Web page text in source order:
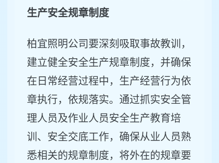
生产安全规章制度
柏宜照明公司 要深刻吸取事故教训，
建立健全安全生产规章制度， 并确保
在日常经营过程中，生产经营行为依
章执行， 依规落实。 通过抓实安全管
理人员及作业人员安全生产教育培
训、安全交底工作， 确保从业人员熟
悉相关的规章制度，将外在的规章要